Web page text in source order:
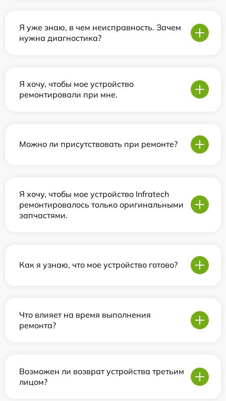
Я уже знаю, в чем неисправность. Зачем
нужна диагностика?
Я хочу, чтобы мое устройство
ремонтировали при мне.
Можно ли присутствовать при ремонте?
Я хочу, чтобы мое устройство Infratech
ремонтировалось только оригинальными
запчастями.
Как я узнаю, что мое устройство готово?
Что влияет на время выполнения
ремонта?
Возможен ли возврат устройства третьим
лицом?